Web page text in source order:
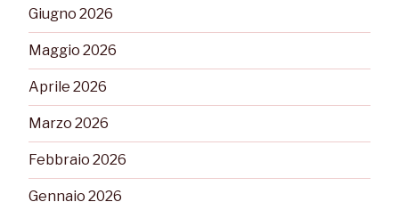
Giugno 2026
Maggio 2026
Aprile 2026
Marzo 2026
Febbraio 2026
Gennaio 2026